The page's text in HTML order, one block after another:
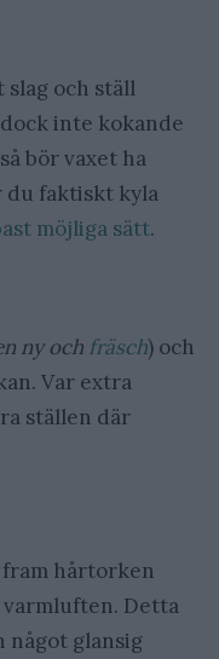
slag och ställ
inte kokande
bör vaxet ha
du faktiskt kyla
möjliga sätt.
ny och fräsch) och
Var extra
ställen där
hårtorken
Detta
något glansig